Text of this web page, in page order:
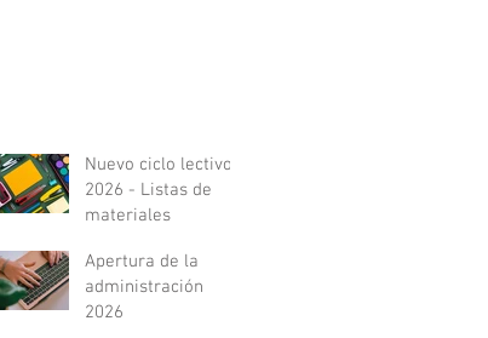
Nuevo ciclo lectivo
2026 - Listas de
materiales
Apertura de la
administración
2026